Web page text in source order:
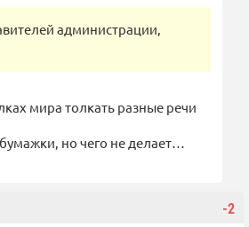
администрации,
мира толкать разные речи
но чего не делает…
-2